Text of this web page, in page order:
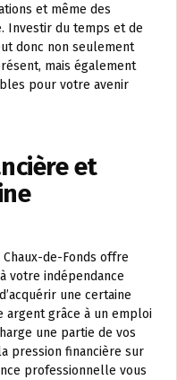
et même des
Investir du temps et de
donc non seulement
mais également
pour votre avenir
et
de-Fonds offre
votre indépendance
une certaine
argent grâce à un emploi
une partie de vos
pression financière sur
professionnelle vous